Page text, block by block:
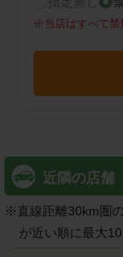
※ 当店はすべて
近隣の店舗
※直線距離30km圏
が近い順に最大